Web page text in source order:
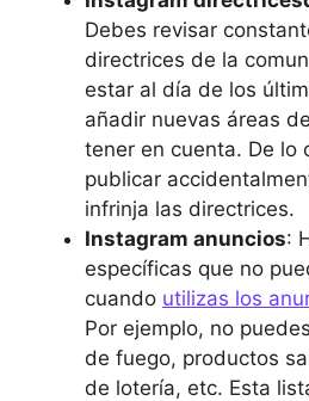
Debes revisar
directrices de la
estar al día de los
añadir nuevas áreas
tener en cuenta. De lo
publicar
infrinja las directrices.
Instagram anuncios:
específicas que no
cuando utilizas los
Por ejemplo, no
de fuego, productos
de lotería, etc. Esta